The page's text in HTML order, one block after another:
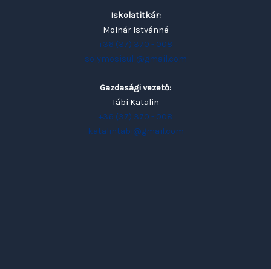
Iskolatitkár:
Molnár Istvánné
+36 (37) 370 - 008
solymosisuli@gmail.com
Gazdasági vezető:
Tábi Katalin
+36 (37) 370 - 008
katalintabi@gmail.com